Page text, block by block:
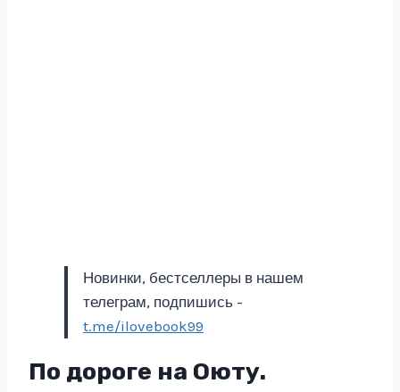
Новинки, бестселлеры в нашем
телеграм, подпишись -
t.me/ilovebook99
По дороге на Оюту.